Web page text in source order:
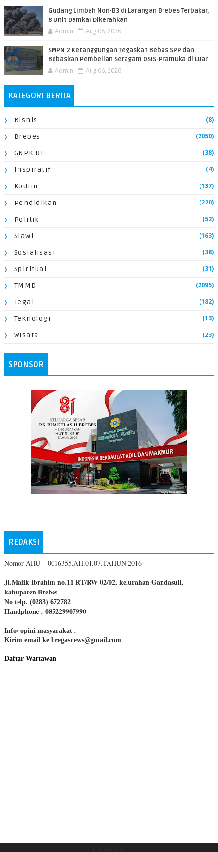
​Gudang Limbah Non-B3 di Larangan Brebes Terbakar,
8 Unit Damkar Dikerahkan
Admin Aug 08, 2026
SMPN 2 Ketanggungan Tegaskan Bebas SPP dan
Bebaskan Pembelian Seragam OSIS-Pramuka di Luar
Admin Aug 06, 2026
KATEGORI BERITA
Bisnis (8)
Brebes (2050)
GNPK RI (38)
Inspiratif (4)
Kodim (137)
Pendidikan (220)
Politik (52)
Slawi (163)
Sosialisasi (38)
Spiritual (31)
TMMD (2095)
Tegal (182)
Teknologi (13)
Wisata (23)
SPONSOR
REDAKSI
Nomor AHU – 0016355.AH.01.07.TAHUN 2016
Jl.Malik Ibrahim no.11 RT/RW 02/02, kelurahan Gandasuli,
kabupaten Brebes
No telp. (0283) 672782
Handphone : 085229907990
Info/ opini masyarakat :
Kirim email ke bregasnews@gmail.com
Daftar Wartawan